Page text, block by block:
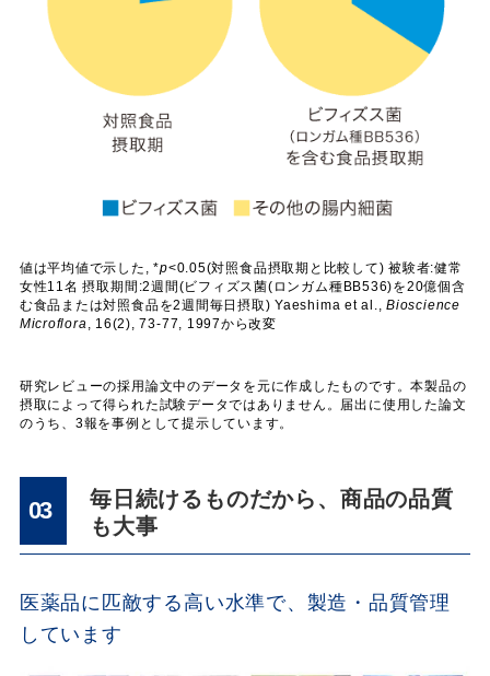
値は平均値で示した, *p<0.05(対照食品摂取期と比較して) 被験者:健常
女性11名 摂取期間:2週間(ビフィズス菌(ロンガム種BB536)を20億個含
む食品または対照食品を2週間毎日摂取) Yaeshima et al.,Bioscience
Microflora, 16(2), 73-77, 1997から改変
研究レビューの採用論文中のデータを元に作成したものです。本製品の
摂取によって得られた試験データではありません。届出に使用した論文
のうち、3報を事例として提示しています。
03
毎日続けるものだから、商品の品質
も大事
医薬品に匹敵する高い水準で、製造・品質管理
しています